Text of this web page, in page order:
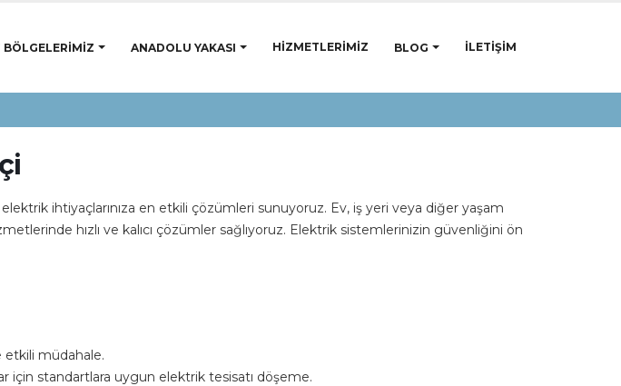
BÖLGELERIMIZ ANADOLU YAKASI HIZMETLERIMIZ BLOG İLETIŞIM
ihtiyaçlarınıza en etkili çözümleri sunuyoruz. Ev, iş yeri veya diğer yaşam
hızlı ve kalıcı çözümler sağlıyoruz. Elektrik sistemlerinizin güvenliğini ön
etkili müdahale.
için standartlara uygun elektrik tesisatı döşeme.